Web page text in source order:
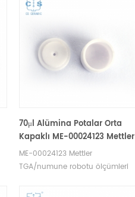
70μl Alümina Potalar Orta
Kapaklı ME-00024123 Mettler
Toledo TGA/Örnek Robot için
ME-00024123 Mettler
TGA/numune robotu ölçümleri
numune kefeleri. Mettler Toledo